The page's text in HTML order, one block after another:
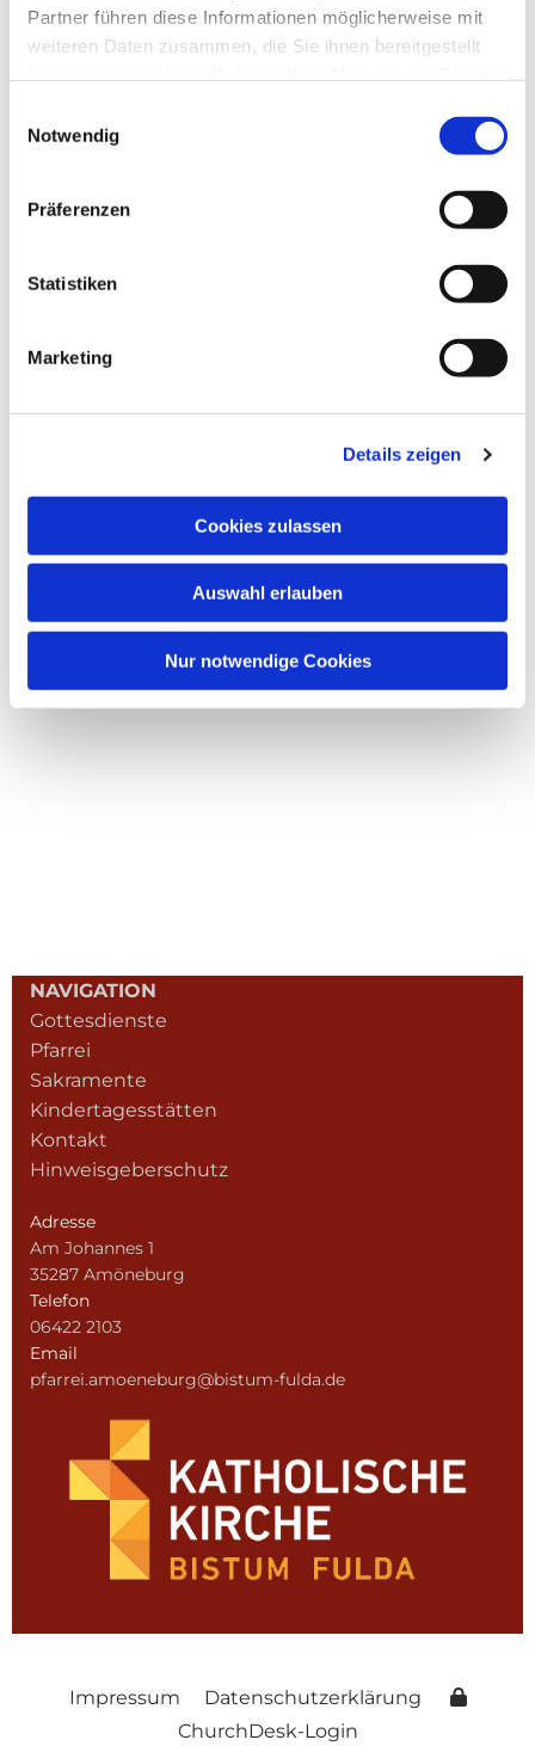
Partner führen diese Informationen möglicherweise mit
weiteren Daten zusammen, die Sie ihnen bereitgestellt
Notwendig
Präferenzen
Statistiken
Marketing
Details zeigen
Cookies zulassen
Auswahl erlauben
Nur notwendige Cookies
Dies könnte Sie auch
NAVIGATION
Gottesdienste
Pfarrei
Sakramente
Kindertagesstätten
Kontakt
Hinweisgeberschutz
Adresse
Am Johannes 1
35287 Amöneburg
Telefon
06422 2103
Email
pfarrei.amoeneburg@bistum-fulda.de
Impressum
Datenschutzerklärung
ChurchDesk-Login